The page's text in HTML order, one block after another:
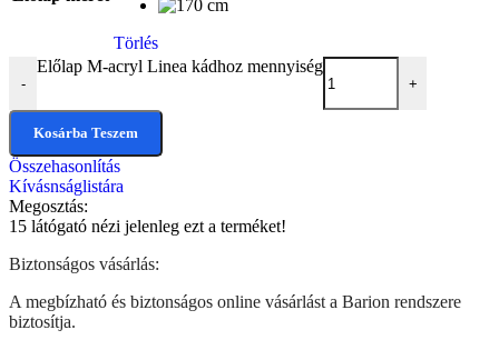
Törlés
-
Előlap M-acryl Linea kádhoz mennyiség
+
Kosárba Teszem
Összehasonlítás
Kívásnságlistára
Megosztás:
15 látógató nézi jelenleg ezt a terméket!
Biztonságos vásárlás:
A megbízható és biztonságos online vásárlást a Barion rendszere
biztosítja.